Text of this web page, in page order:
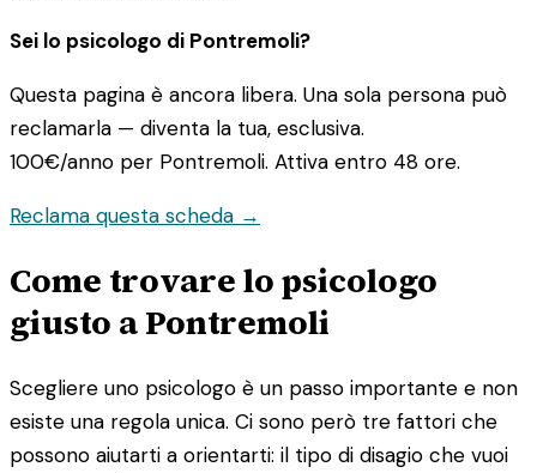
Sei lo psicologo di Pontremoli?
Questa pagina è ancora libera. Una sola persona può
reclamarla — diventa la tua, esclusiva.
100€/anno per Pontremoli. Attiva entro 48 ore.
Reclama questa scheda →
Come trovare lo psicologo
giusto a Pontremoli
Scegliere uno psicologo è un passo importante e non
esiste una regola unica. Ci sono però tre fattori che
possono aiutarti a orientarti: il tipo di disagio che vuoi